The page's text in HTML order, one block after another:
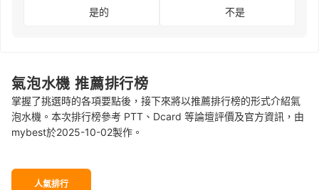
是的 不是
氣泡水機 推薦排行榜
掌握了挑選時的各項要點後，接下來將以推薦排行榜的形式介紹氣
泡水機。本次排行榜參考 PTT、Dcard 等論壇評價及官方資訊，由
mybest於2025-10-02製作。
人氣排行